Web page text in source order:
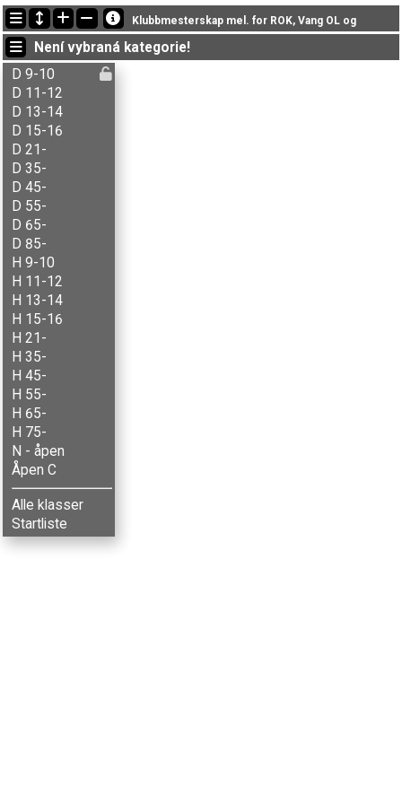
Nejnovější změny
19:01:46: carlson (Åpen C) doběhl v čase 19:32 (1)
18:26:20: Aksel B. Carlson (H 11-12) doběhl v čase 23:06 (1)
18:26:20: Anders Skjeset (H 21-) doběhl v čase 56:38 (5)
Klubbmesterskap mel. for ROK, Vang OL og
Není vybraná kategorie!
D 9-10
D 11-12
D 13-14
D 15-16
D 21-
D 35-
D 45-
D 55-
D 65-
D 85-
H 9-10
H 11-12
H 13-14
H 15-16
H 21-
H 35-
H 45-
H 55-
H 65-
H 75-
N - åpen
Åpen C
Alle klasser
Startliste